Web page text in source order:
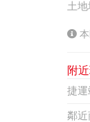
土
附
捷運
鄰近